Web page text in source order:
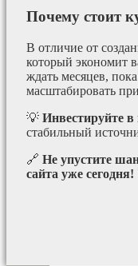
Почему стоит
В отличие от
который экономит
ждать месяцев,
масштабировать
💡 Инвестируйте в
стабильный
🔗 Не упустите
сайта уже сегодня!